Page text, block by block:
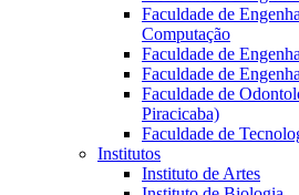
Faculdade de
Computação
Faculdade de
Faculdade de
Faculdade de
Piracicaba)
Faculdade de
Institutos
Instituto de Artes